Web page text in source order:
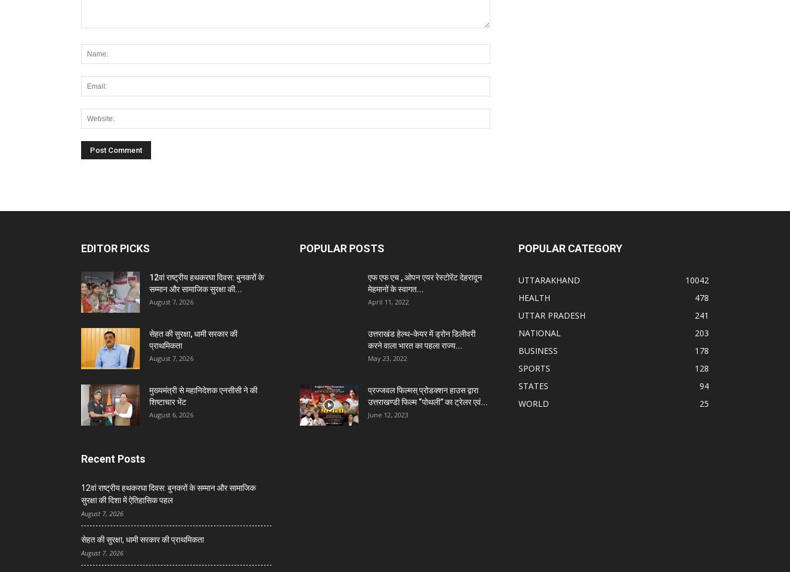
EDITOR PICKS
12वां राष्ट्रीय हथकरघा दिवस: बुनकरों के
सम्मान और सामाजिक सुरक्षा की...
August 7, 2026
सेहत की सुरक्षा, धामी सरकार की
प्राथमिकता
August 7, 2026
मुख्यमंत्री से महानिदेशक एनसीसी ने की
शिष्टाचार भेंट
August 6, 2026
Recent Posts
12वां राष्ट्रीय हथकरघा दिवस: बुनकरों के सम्मान और सामाजिक
सुरक्षा की दिशा में ऐतिहासिक पहल
August 7, 2026
सेहत की सुरक्षा, धामी सरकार की प्राथमिकता
August 7, 2026
POPULAR POSTS
एफ एफ एच , ओपन एयर रेस्टोरेंट देहरादून
मेहमानों के स्वागत...
April 11, 2022
उत्तराखंड हेल्थ-केयर में ड्रोन डिलीवरी
करने वाला भारत का पहला राज्य...
May 23, 2022
प्रज्जवल फिल्मस् प्रोडक्शन हाउस द्वारा
उत्तराखण्डी फिल्म “पोथली” का ट्रेलर एवं...
June 12, 2023
POPULAR CATEGORY
UTTARAKHAND
10042
HEALTH
478
UTTAR PRADESH
241
NATIONAL
203
BUSINESS
178
SPORTS
128
STATES
94
WORLD
25